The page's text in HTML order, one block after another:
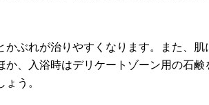
ぶれが治りやすくなります。また、
、入浴時はデリケートゾーン用の石
う。